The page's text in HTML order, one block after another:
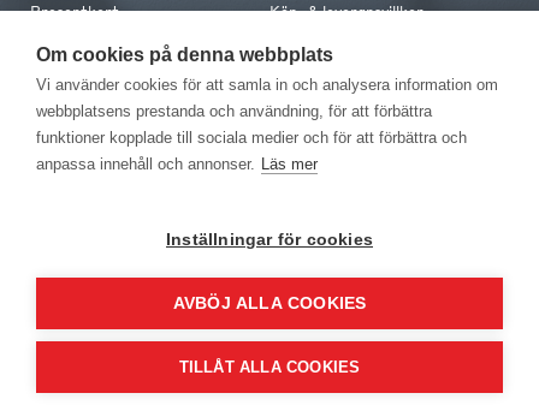
Presentkort
Em home Club
Medlemsvillkor
Köp- & leveransvillkor
Retur & reklamation
Kontakt
Kontakta oss
Om cookies på denna webbplats
Vi använder cookies för att samla in och analysera information om
webbplatsens prestanda och användning, för att förbättra
funktioner kopplade till sociala medier och för att förbättra och
anpassa innehåll och annonser. Läs mer
Inställningar för cookies
AVBÖJ ALLA COOKIES
TILLÅT ALLA COOKIES